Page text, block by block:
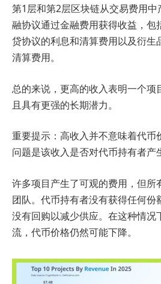
第1层和第2层区块链从交易费用
融协议通过金融费用获得收益，包
贷协议的利息和清算费用以及衍生
清算费用。
总的来说，更高的收入表明一个项
且具有更强的长期潜力。
重要提示：高收入并不意味着代币
问题是该收入是否对代币持有者产
许多项目产生了可观的费用，但所
团队。代币持有者没有获得任何份
没有回购以减少供应。在这种情况
流，代币价格仍然可能下降。